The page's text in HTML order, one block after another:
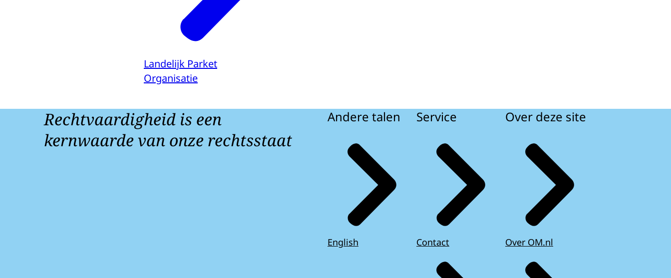
Landelijk Parket
Organisatie
Rechtvaardigheid is een
kernwaarde van onze rechtsstaat
Andere talen
English
Service
Contact
Over deze site
Over OM.nl